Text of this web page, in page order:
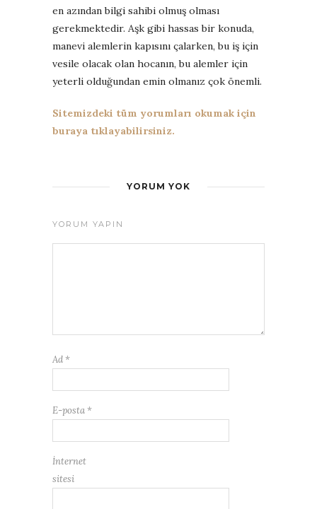
en azından bilgi sahibi olmuş olması
gerekmektedir. Aşk gibi hassas bir konuda,
manevi alemlerin kapısını çalarken, bu iş için
vesile olacak olan hocanın, bu alemler için
yeterli olduğundan emin olmanız çok önemli.
Sitemizdeki tüm yorumları okumak için
buraya tıklayabilirsiniz.
YORUM YOK
YORUM YAPIN
Ad *
E-posta *
İnternet
sitesi